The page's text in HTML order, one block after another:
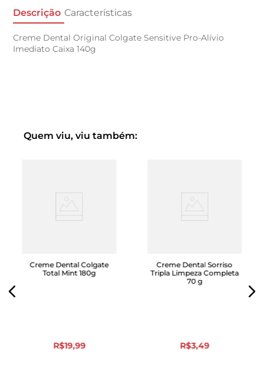
Descrição Características
Creme Dental Original Colgate Sensitive Pro-Alívio
Imediato Caixa 140g
Quem viu, viu também:
Creme Dental Colgate
Total Mint 180g
R$19,99
Creme Dental Sorriso
Tripla Limpeza Completa
70 g
R$3,49